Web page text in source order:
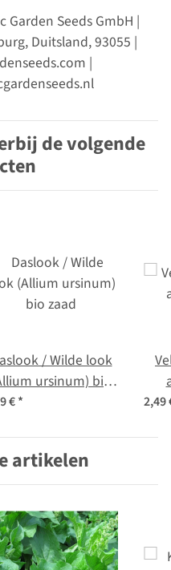
Seeds GmbH |
Duitsland, 93055 |
|
de volgende
/ Wilde look
ursinum) bio
€* 2,49
artikelen